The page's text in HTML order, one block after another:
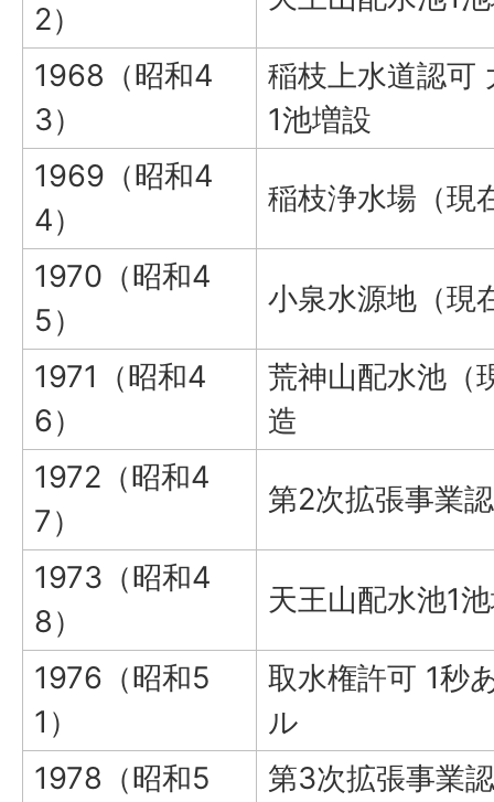
2）
1968（昭和4
3）
稲枝上水道認可
1池増設
1969（昭和4
4）
稲枝浄水場（現
1970（昭和4
5）
小泉水源地（現
1971（昭和4
6）
荒神山配水池（
造
1972（昭和4
7）
第2次拡張事業
1973（昭和4
8）
天王山配水池1
1976（昭和5
1）
取水権許可 1秒
ル
1978（昭和5
第3次拡張事業